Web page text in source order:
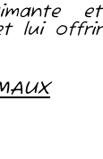
et
lui offrir